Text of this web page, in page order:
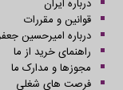
درباره ایران
قوانین و مقررات
درباره امیرحسین
راهنمای خرید از ما
مجوزها و مدارک ما
فرصت های شغلی